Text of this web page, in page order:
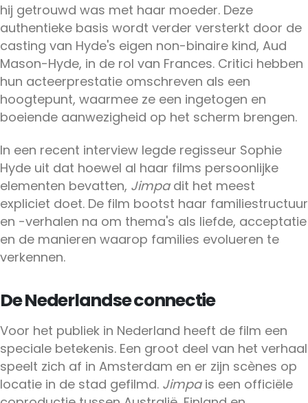
hij getrouwd was met haar moeder. Deze
authentieke basis wordt verder versterkt door de
casting van Hyde's eigen non-binaire kind, Aud
Mason-Hyde, in de rol van Frances. Critici hebben
hun acteerprestatie omschreven als een
hoogtepunt, waarmee ze een ingetogen en
boeiende aanwezigheid op het scherm brengen.
In een recent interview legde regisseur Sophie
Hyde uit dat hoewel al haar films persoonlijke
elementen bevatten, Jimpadit het meest
expliciet doet. De film bootst haar familiestructuur
en -verhalen na om thema's als liefde, acceptatie
en de manieren waarop families evolueren te
verkennen.
De Nederlandse connectie
Voor het publiek in Nederland heeft de film een
speciale betekenis. Een groot deel van het verhaal
speelt zich af in Amsterdam en er zijn scènes op
locatie in de stad gefilmd. Jimpais een officiële